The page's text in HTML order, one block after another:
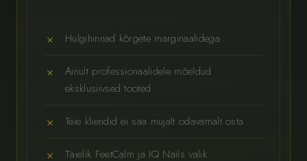
Hulgihinnad kõrgete marginaalidega
Ainult professionaalidele mõeldud
eksklusiivsed tooted
Teie kliendid ei saa mujalt odavamalt osta
Täielik FeetCalm ja IQ Nails valik